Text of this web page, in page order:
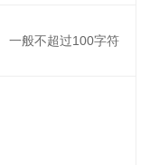
一般不超过100字符